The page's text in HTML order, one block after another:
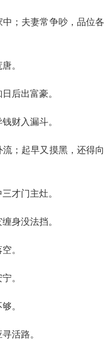
；夫妻常争吵，品位各
。
后出富豪。
财入漏斗。
；起早又摸黑，还得向
才门主灶。
身没法挡。
。
。
。
活路。